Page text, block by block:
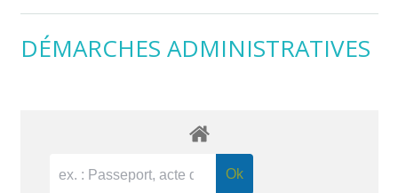
DÉMARCHES ADMINISTRATIVES